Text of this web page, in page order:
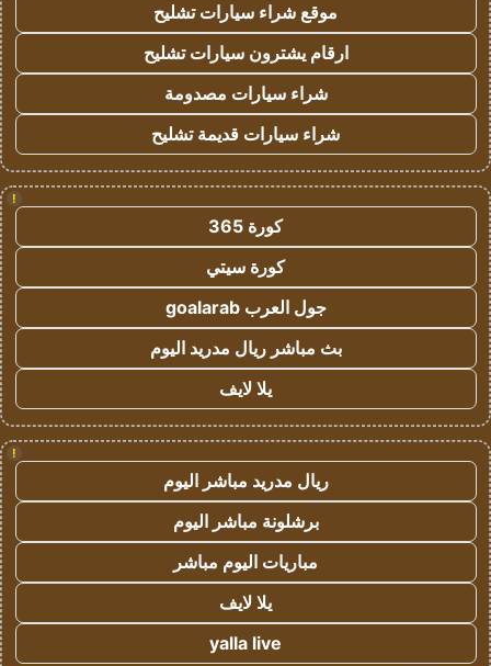
موقع شراء سيارات تشليح
ارقام يشترون سيارات تشليح
شراء سيارات مصدومة
شراء سيارات قديمة تشليح
!
كورة 365
كورة سيتي
جول العرب goalarab
بث مباشر ريال مدريد اليوم
يلا لايف
!
ريال مدريد مباشر اليوم
برشلونة مباشر اليوم
مباريات اليوم مباشر
يلا لايف
yalla live